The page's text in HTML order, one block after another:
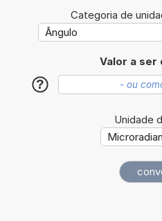
Categoria de
Valor a ser
?
Unidade